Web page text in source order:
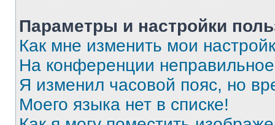
Параметры и настройки
Как мне изменить мои
На конференции
Я изменил часовой пояс, но
Моего языка нет в списке!